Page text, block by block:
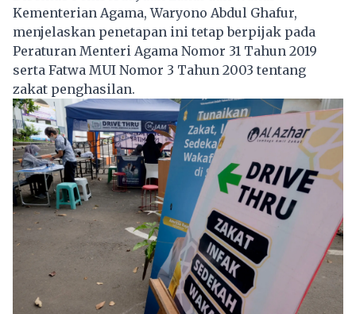
Kementerian Agama, Waryono Abdul Ghafur,
menjelaskan penetapan ini tetap berpijak pada
Peraturan Menteri Agama Nomor 31 Tahun 2019
serta Fatwa MUI Nomor 3 Tahun 2003 tentang
zakat penghasilan.